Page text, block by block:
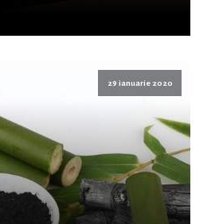
29 ianuarie 2020